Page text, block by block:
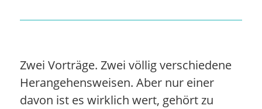
Zwei Vorträge. Zwei völlig verschiedene
Herangehensweisen. Aber nur einer
davon ist es wirklich wert, gehört zu